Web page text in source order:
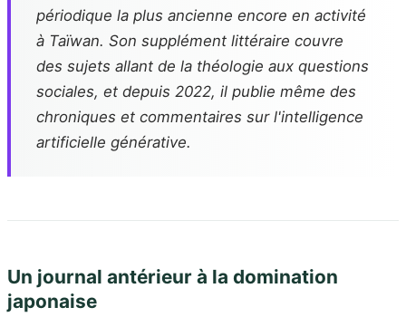
périodique la plus ancienne encore en activité
à Taïwan. Son supplément littéraire couvre
des sujets allant de la théologie aux questions
sociales, et depuis 2022, il publie même des
chroniques et commentaires sur l'intelligence
artificielle générative.
Un journal antérieur à la domination
japonaise